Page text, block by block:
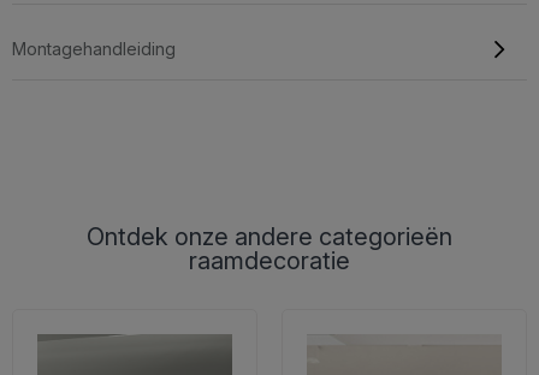
Montagehandleiding
Ontdek onze andere categorieën
raamdecoratie